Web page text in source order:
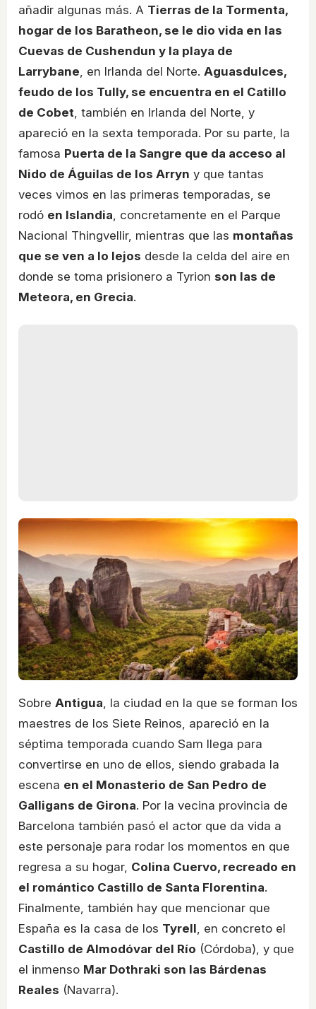
añadir algunas más. A Tierras de la Tormenta,
hogar de los Baratheon, se le dio vida en las
Cuevas de Cushendun y la playa de
Larrybane , en Irlanda del Norte. Aguasdulces,
feudo de los Tully, se encuentra en el Catillo
de Cobet , también en Irlanda del Norte, y
apareció en la sexta temporada. Por su parte, la
famosa Puerta de la Sangre que da acceso al
Nido de Águilas de los Arryn y que tantas
veces vimos en las primeras temporadas, se
rodó en Islandia , concretamente en el Parque
Nacional Thingvellir, mientras que las montañas
que se ven a lo lejos desde la celda del aire en
donde se toma prisionero a Tyrion son las de
Meteora, en Grecia.
Sobre Antigua , la ciudad en la que se forman los
maestres de los Siete Reinos, apareció en la
séptima temporada cuando Sam llega para
convertirse en uno de ellos, siendo grabada la
escena en el Monasterio de San Pedro de
Galligans de Girona. Por la vecina provincia de
Barcelona también pasó el actor que da vida a
este personaje para rodar los momentos en que
regresa a su hogar, Colina Cuervo, recreado en
el romántico Castillo de Santa Florentina.
Finalmente, también hay que mencionar que
España es la casa de los Tyrell , en concreto el
Castillo de Almodóvar del Río (Córdoba), y que
el inmenso Mar Dothraki son las Bárdenas
Reales (Navarra).